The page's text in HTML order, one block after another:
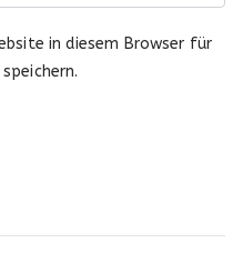
in diesem Browser für